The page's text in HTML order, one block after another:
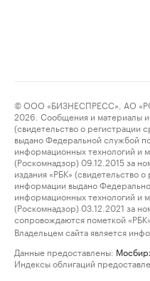
© ООО «БИЗНЕСПРЕСС», АО
2026. Сообщения и материалы
(свидетельство о регистрации
выдано Федеральной службой
информационных технологий и
(Роскомнадзор) 09.12.2015 за
издания «РБК» (свидетельство
информации выдано
информационных технологий и
(Роскомнадзор) 03.12.2021 за
сопровождаются пометкой «РБК».
Владельцем сайта является
Данные предоставлены:
Индексы облигаций